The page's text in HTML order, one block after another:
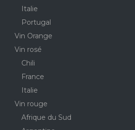
Italie
Portugal
Vin Orange
Vin rosé
Chili
France
Italie
Vin rouge
Afrique du Sud